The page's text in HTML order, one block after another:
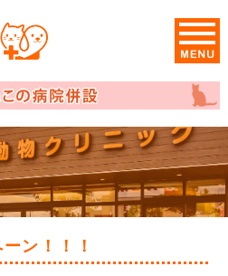
ン！！！